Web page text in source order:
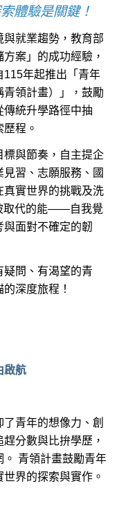
體驗是關鍵！
就業趨勢，教育部
案」的成功經驗，
115年起推出「青年
領計畫）」，鼓勵
傳統升學路徑中抽
程。
標與節奏，自主提企
習、志願服務、國
真實世界的挑戰及洗
取代的能——自我覺
與面對不確定的韌
問、有渴望的青
深度旅程！
啟航
青年的想像力、創
分數與比拚學歷，
青領計畫鼓勵青年
界的探索與實作。